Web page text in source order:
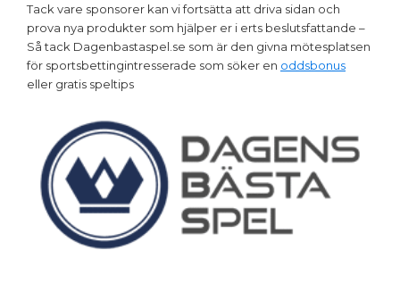
Tack vare sponsorer kan vi fortsätta att driva sidan och
prova nya produkter som hjälper er i erts beslutsfattande –
Så tack Dagenbastaspel.se som är den givna mötesplatsen
för sportsbettingintresserade som söker en oddsbonus
eller gratis speltips